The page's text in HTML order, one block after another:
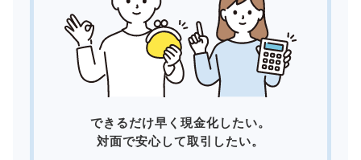
できるだけ早く現金化したい。
対面で安心して取引したい。